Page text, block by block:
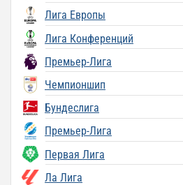
Лига Европы
Лига Конференций
Премьер-Лига
Чемпионшип
Бундеслига
Премьер-Лига
Первая Лига
Ла Лига